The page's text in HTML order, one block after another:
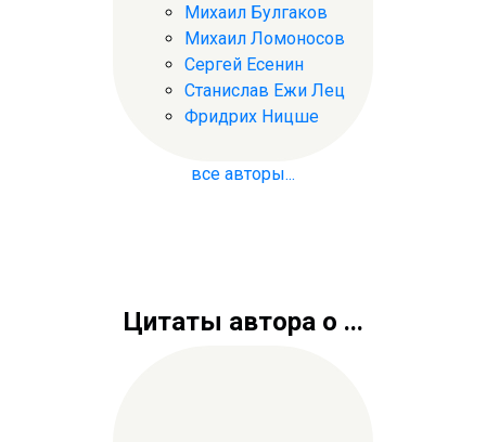
Михаил Булгаков
Михаил Ломоносов
Сергей Есенин
Станислав Ежи Лец
Фридрих Ницше
все авторы...
Цитаты автора о ...